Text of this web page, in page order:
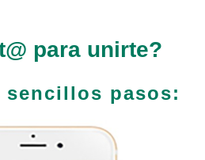
para unirte?
sencillos pasos: